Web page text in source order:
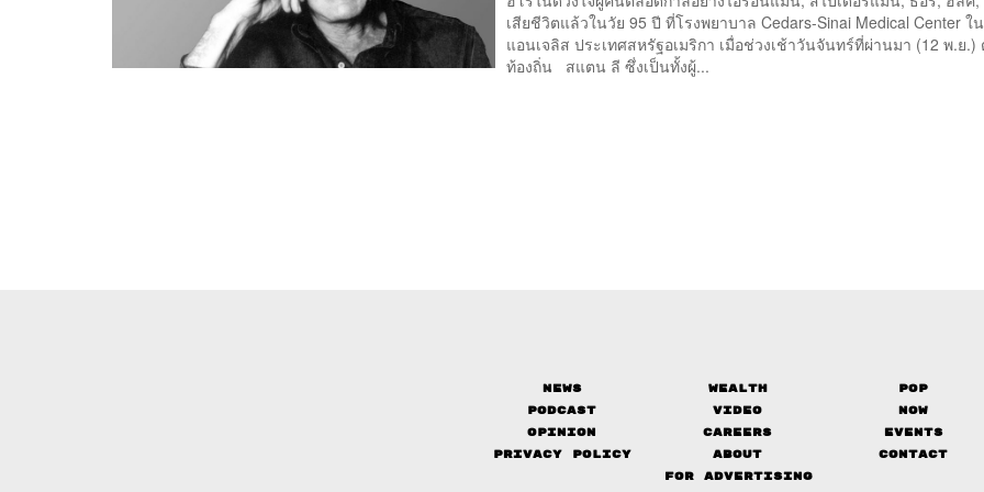
เสียชีวิตแล้วในวัย 95 ปี ที่โรงพยาบาล Cedars-Sinai Medical Center ใ
แอนเจลิส ประเทศสหรัฐอเมริกา เมื่อช่วงเช้าวันจันทร์ที่ผ่านมา (12 พ.ย.)
ท้องถิ่น สแตน ลี ซึ่งเป็นทั้งผู้...
News Wealth
Pop
Podcast
Video
Now
Opinion
Careers
Events
Privacy Policy
About
Contact
FOR ADVERTISING